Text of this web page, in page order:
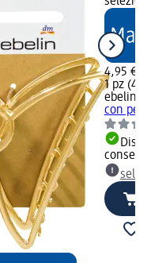
4,95 €
1 pz
ebelin
con